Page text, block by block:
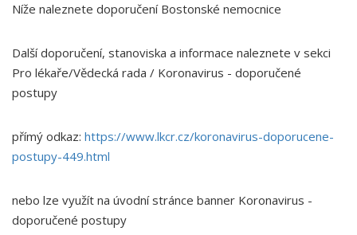
Níže naleznete doporučení Bostonské nemocnice
Další doporučení, stanoviska a informace naleznete v sekci
Pro lékaře/Vědecká rada / Koronavirus - doporučené
postupy
přímý odkaz: https://www.lkcr.cz/koronavirus-doporucene-
postupy-449.html
nebo lze využít na úvodní stránce banner Koronavirus -
doporučené postupy